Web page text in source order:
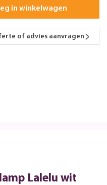
in winkelwagen
of advies aanvragen
Lalelu wit